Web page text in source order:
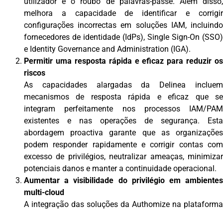
melhora a capacidade de identificar e corrigir
configurações incorrectas em soluções IAM, incluindo
fornecedores de identidade (IdPs), Single Sign-On (SSO)
e Identity Governance and Administration (IGA).
Permitir uma resposta rápida e eficaz para reduzir os
riscos
As capacidades alargadas da Delinea incluem
mecanismos de resposta rápida e eficaz que se
integram perfeitamente nos processos IAM/PAM
existentes e nas operações de segurança. Esta
abordagem proactiva garante que as organizações
podem responder rapidamente e corrigir contas com
excesso de privilégios, neutralizar ameaças, minimizar
potenciais danos e manter a continuidade operacional.
Aumentar a visibilidade do privilégio em ambientes
multi-cloud
A integração das soluções da Authomize na plataforma